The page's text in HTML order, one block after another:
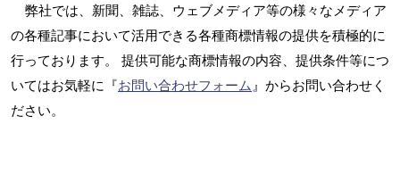
弊社では、新聞、雑誌、ウェブメディア等の様々なメディア
の各種記事において活用できる各種商標情報の提供を積極的に
行っております。 提供可能な商標情報の内容、提供条件等につ
いてはお気軽に『お問い合わせフォーム 』からお問い合わせく
ださい。